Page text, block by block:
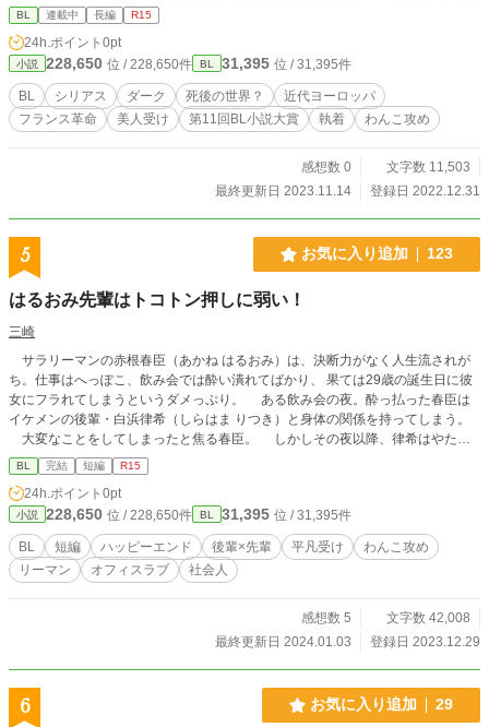
「詩人」が語る永久の愛（アムール エテルネル）は、「死
人」の魂を救うのか──？ ※暴力描写、流血表現多め。 ※倫
理的にまずい表現もそれなりにありますが、作品の雰囲気を
鑑みてのことです。ご了承ください。 ※本作には歴史・時代
ものの要素も多分に含まれていますが、あくまでフィクショ
ンです。「現実世界とは異なる並行世界の物語」と考えてく
だされば幸いです。 ※表紙イラストは水野酒魚。さんに描い
BL 連載中 長編 R15
24h.ポイント 0pt
小説 228,650 位 / 228,650件 BL 31,395 位 / 31,395件
BL シリアス ダーク 死後の世界？
近代ヨーロッパ
フランス革命
美人受け 第11回BL小説大賞 執着 わんこ攻め
感想数 0
文字数 11,503
最終更新日 2023.11.14
登録日 2022.12.31
5 お気に入り追加 123
はるおみ先輩はトコトン押しに弱い！
三崎
サラリーマンの赤根春臣（あかね はるおみ）は、決断力がなく人生流されが
ち。仕事はへっぽこ、飲み会では酔い潰れてばかり、 果ては29歳の誕生日に彼
女にフラれてしまうというダメっぷり。 ある飲み会の夜。酔っ払った春臣は
イケメンの後輩・白浜律希（しらはま りつき）と身体の関係を持ってしまう。
大変なことをしてしまったと焦る春臣。 しかしその夜以降、律希はやたら
グイグイ来るように――？ イケメンワンコ後輩×押しに弱いダメリーマン★☆
軽快オフィスラブ♪ ※別サイトにも投稿しています
BL 完結 短編 R15
24h.ポイント 0pt
小説 228,650 位 / 228,650件 BL 31,395 位 / 31,395件
BL 短編 ハッピーエンド 後輩×先輩 平凡受け
わんこ攻め
リーマン
オフィスラブ 社会人
感想数 5
文字数 42,008
最終更新日 2024.01.03
登録日 2023.12.29
6 お気に入り追加 29